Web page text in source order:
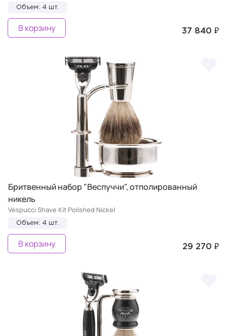
Объем: 4 шт.
37 840 ₽
В корзину
Бритвенный набор "Веспуччи", отполированный
никель
Vespucci Shave Kit Polished Nickel
Объем: 4 шт.
29 270 ₽
В корзину